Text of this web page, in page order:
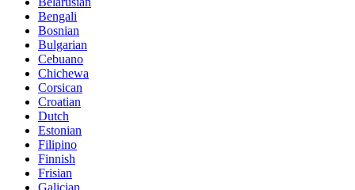
Bengali
Bosnian
Bulgarian
Cebuano
Chichewa
Corsican
Croatian
Dutch
Estonian
Filipino
Finnish
Frisian
Galician